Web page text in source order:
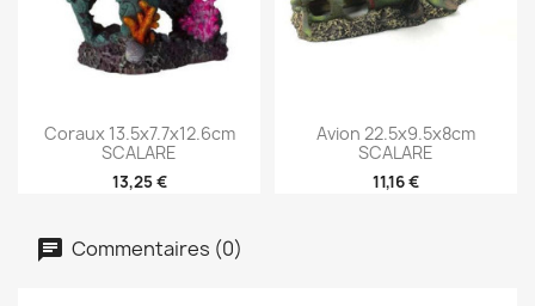
Coraux 13.5x7.7x12.6cm
SCALARE
13,25 €
Avion 22.5x9.5x8cm
SCALARE
11,16 €
Commentaires (0)